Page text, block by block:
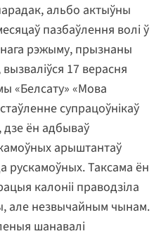
альбо актыўны
пазбаўлення волі ў
рэжыму, прызнаны
17 верасня
«Белсату» «Мова
супрацоўнікаў
дзе ён адбываў
арыштантаў
рускамоўных. Таксама ён
калоніі праводзіла
але незвычайным чынам.
шанавалі